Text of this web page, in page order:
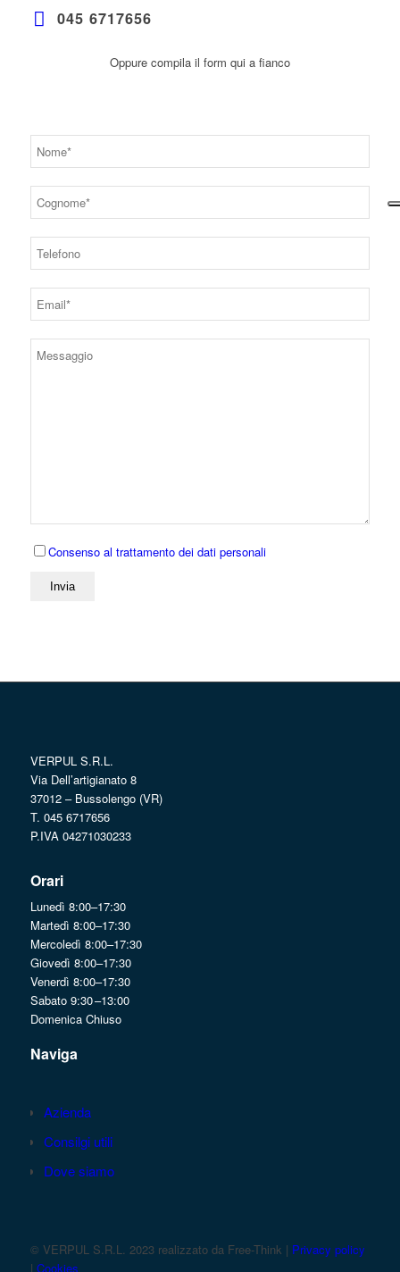
045 6717656
Oppure compila il form qui a fianco
Consenso al trattamento dei dati personali
VERPUL S.R.L.
Via Dell’artigianato 8
37012 – Bussolengo (VR)
T. 045 6717656
P.IVA 04271030233
Orari
Lunedì 8:00–17:30
Martedì 8:00–17:30
Mercoledì 8:00–17:30
Giovedì 8:00–17:30
Venerdì 8:00–17:30
Sabato 9:30 –13:00
Domenica Chiuso
Naviga
Azienda
Consilgi utili
Dove siamo
© VERPUL S.R.L. 2023 realizzato da Free-Think | Privacy policy
| Cookies